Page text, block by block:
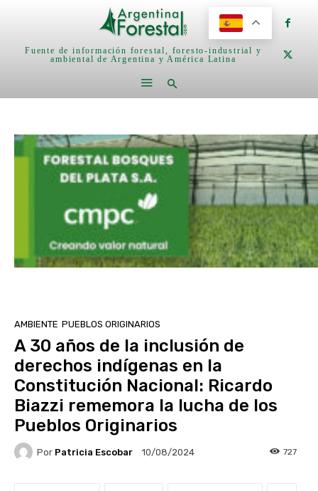
Fuente de información forestal, foresto-industrial y
ambiental de Argentina y América Latina
AMBIENTE PUEBLOS ORIGINARIOS
A 30 años de la inclusión de
derechos indígenas en la
Constitución Nacional: Ricardo
Biazzi rememora la lucha de los
Pueblos Originarios
Por Patricia Escobar 10/08/2024 727